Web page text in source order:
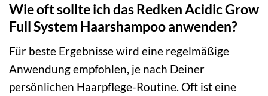
Wie oft sollte ich das Redken Acidic Grow
Full System Haarshampoo anwenden?
Für beste Ergebnisse wird eine regelmäßige
Anwendung empfohlen, je nach Deiner
persönlichen Haarpflege-Routine. Oft ist eine